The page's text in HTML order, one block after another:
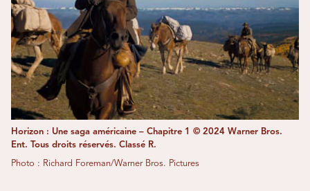
Horizon : Une saga américaine – Chapitre 1 © 2024 Warner Bros.
Ent. Tous droits réservés. Classé R.
Photo : Richard Foreman/Warner Bros. Pictures